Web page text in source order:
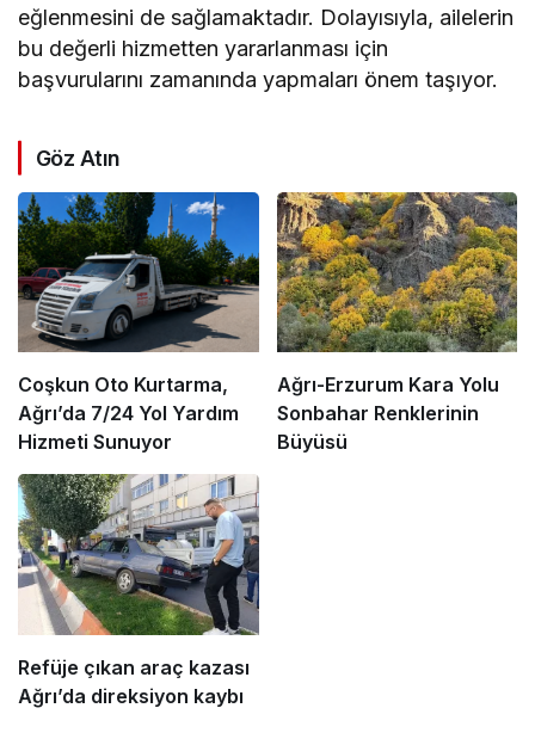
eğlenmesini de sağlamaktadır. Dolayısıyla, ailelerin
bu değerli hizmetten yararlanması için
başvurularını zamanında yapmaları önem taşıyor.
Göz Atın
Coşkun Oto Kurtarma,
Ağrı’da 7/24 Yol Yardım
Hizmeti Sunuyor
Ağrı-Erzurum Kara Yolu
Sonbahar Renklerinin
Büyüsü
Refüje çıkan araç kazası
Ağrı’da direksiyon kaybı